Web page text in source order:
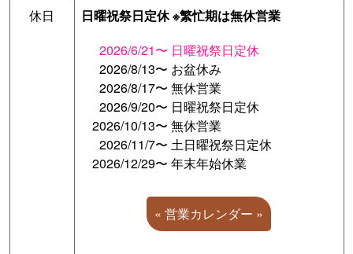
休日
日曜祝祭日定休 ※繁忙期は無休営業
2026/6/21〜 日曜祝祭日定休
2026/8/13〜 お盆休み
2026/8/17〜 無休営業
2026/9/20〜 日曜祝祭日定休
2026/10/13〜 無休営業
2026/11/7〜 土日曜祝祭日定休
2026/12/29〜 年末年始休業
« 営業カレンダー »